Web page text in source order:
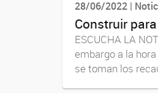
28/06/2022 |
Construir
ESCUCHA LA
embargo a la
se toman los